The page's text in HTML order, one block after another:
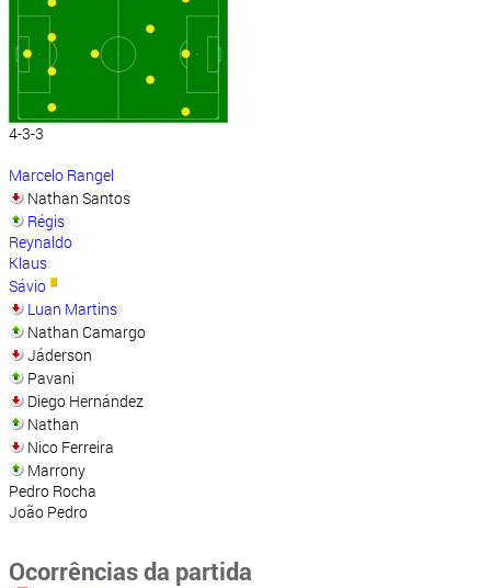
4-3-3
Marcelo Rangel
Nathan Santos
Régis
Reynaldo
Klaus
Sávio
Luan Martins
Nathan Camargo
Jáderson
Pavani
Diego Hernández
Nathan
Nico Ferreira
Marrony
Pedro Rocha
João Pedro
Ocorrências da partida